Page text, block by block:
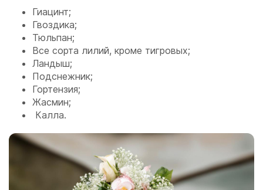
Гиацинт;
Гвоздика;
Тюльпан;
Все сорта лилий, кроме тигровых;
Ландыш;
Подснежник;
Гортензия;
Жасмин;
Калла.